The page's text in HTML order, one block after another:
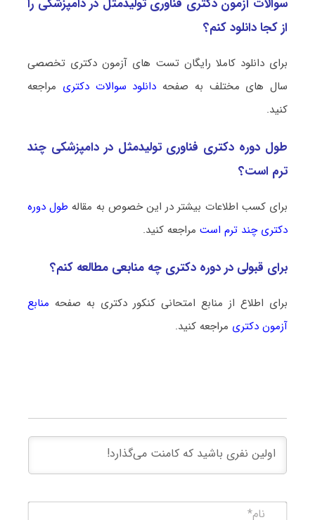
از کجا دانلود کنم؟
برای دانلود کاملا رایگان تست های آزمون دکتری تخصصی
سال های مختلف به صفحه دانلود سوالات دکتری مراجعه
کنید.
طول دوره دکتری فناوری تولیدمثل در دامپزشکی چند
ترم است؟
برای کسب اطلاعات بیشتر در این خصوص به مقاله طول دوره
دکتری چند ترم استمراجعه کنید.
برای قبولی در دوره دکتری چه منابعی مطالعه کنم؟
برای اطلاع از منابع امتحانی کنکور دکتری به صفحه منابع
آزمون دکتری مراجعه کنید.